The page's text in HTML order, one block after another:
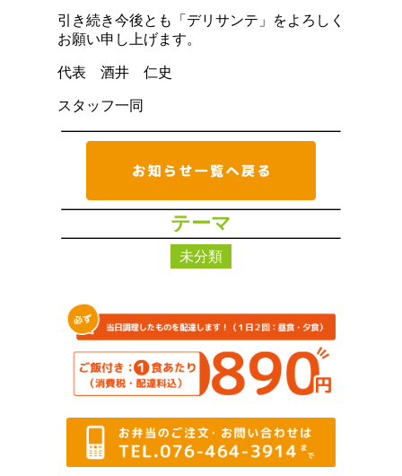
引き続き今後とも「デリサンテ」をよろしく
お願い申し上げます。
代表 酒井 仁史
スタッフ一同
テーマ
未分類